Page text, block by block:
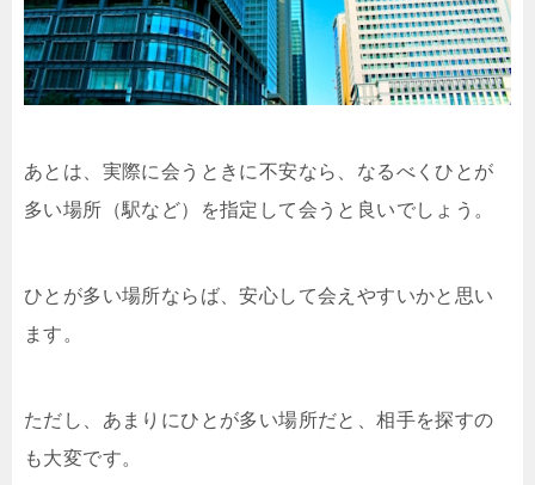
あとは、実際に会うときに不安なら、なるべくひとが
多い場所（駅など）を指定して会うと良いでしょう。
ひとが多い場所ならば、安心して会えやすいかと思い
ます。
ただし、あまりにひとが多い場所だと、相手を探すの
も大変です。